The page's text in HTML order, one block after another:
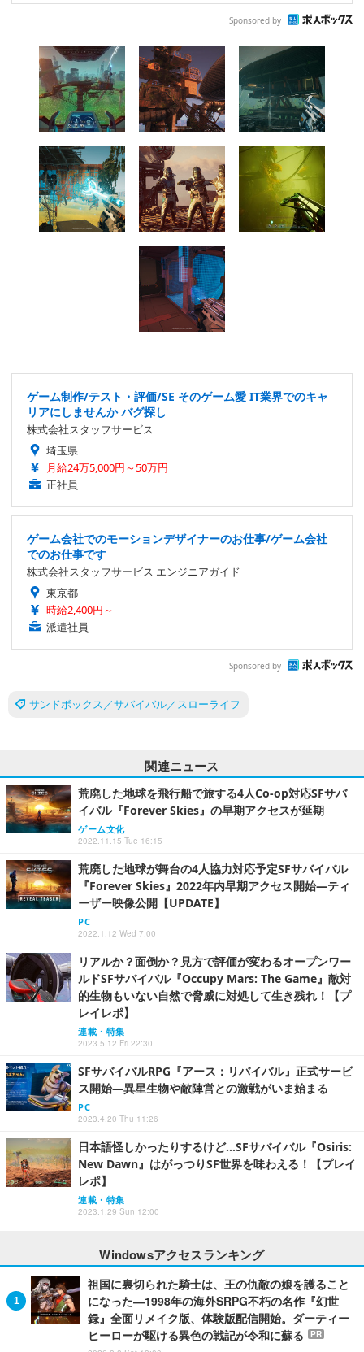
Sponsored by
ゲーム制作/テスト・評価/SE そのゲーム愛 IT業界でのキャ
リアにしませんか バグ探し
株式会社スタッフサービス
埼玉県
月給24万5,000円～50万円
正社員
ゲーム会社でのモーションデザイナーのお仕事/ゲーム会社
でのお仕事です
株式会社スタッフサービス エンジニアガイド
東京都
時給2,400円～
派遣社員
Sponsored by
サンドボックス／サバイバル／スローライフ
関連ニュース
荒廃した地球を飛行船で旅する4人Co-op対応SFサバ
イバル『Forever Skies』の早期アクセスが延期
ゲーム文化
2022.11.15 Tue 16:15
荒廃した地球が舞台の4人協力対応予定SFサバイバル
『Forever Skies』2022年内早期アクセス開始―ティ
ーザー映像公開【UPDATE】
PC
2022.1.12 Wed 7:00
リアルか？面倒か？見方で評価が変わるオープンワー
ルドSFサバイバル『Occupy Mars: The Game』敵対
的生物もいない自然で脅威に対処して生き残れ！【プ
レイレポ】
連載・特集
2023.5.12 Fri 22:30
SFサバイバルRPG『アース：リバイバル』正式サービ
ス開始―異星生物や敵陣営との激戦がいま始まる
PC
2023.4.20 Thu 11:26
日本語怪しかったりするけど…SFサバイバル『Osiris:
New Dawn』はがっつりSF世界を味わえる！【プレイ
レポ】
連載・特集
2023.1.29 Sun 12:00
Windowsアクセスランキング
祖国に裏切られた騎士は、王の仇敵の娘を護ること
になった―1998年の海外SRPG不朽の名作『幻世
録』全面リメイク版、体験版配信開始。ダーティー
ヒーローが駆ける異色の戦記が令和に蘇る
PR